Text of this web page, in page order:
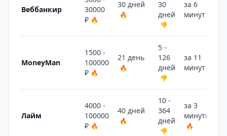
Веббанкир
30000
₽ 🔥
30 дней
🔥
30
дней
👎
за 6
минут
MoneyMan
1500 -
100000
₽ 🔥
21 день
🔥
5 -
126
дней
👎
за 11
минут
Лайм
4000 -
100000
₽ 🔥
40 дней
🔥
10 -
364
дней
👎
за 3
минуты
🔥